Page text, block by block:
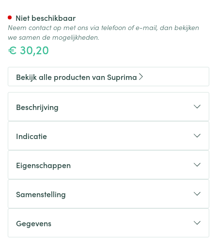
€ 30,20
Niet beschikbaar
Neem contact op met ons via telefoon of e-mail, dan bekijken
we samen de mogelijkheden.
Bekijk alle producten van Suprima
Beschrijving
Indicatie
Eigenschappen
Kleur
Verpakking
Samenstelling
Gegevens